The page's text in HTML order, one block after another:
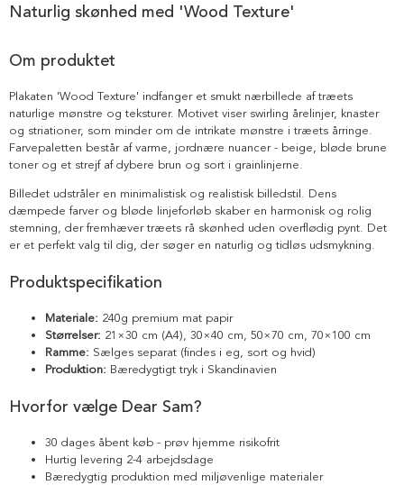
Naturlig skønhed med 'Wood Texture'
Om produktet
Plakaten 'Wood Texture' indfanger et smukt nærbillede af træets
naturlige mønstre og teksturer. Motivet viser swirling årelinjer, knaster
og striationer, som minder om de intrikate mønstre i træets årringe.
Farvepaletten består af varme, jordnære nuancer - beige, bløde brune
toner og et strejf af dybere brun og sort i grainlinjerne.
Billedet udstråler en minimalistisk og realistisk billedstil. Dens
dæmpede farver og bløde linjeforløb skaber en harmonisk og rolig
stemning, der fremhæver træets rå skønhed uden overflødig pynt. Det
er et perfekt valg til dig, der søger en naturlig og tidløs udsmykning.
Produktspecifikation
Materiale: 240g premium mat papir
Størrelser: 21×30 cm (A4), 30×40 cm, 50×70 cm, 70×100 cm
Ramme: Sælges separat (findes i eg, sort og hvid)
Produktion: Bæredygtigt tryk i Skandinavien
Hvorfor vælge Dear Sam?
30 dages åbent køb - prøv hjemme risikofrit
Hurtig levering 2-4 arbejdsdage
Bæredygtig produktion med miljøvenlige materialer